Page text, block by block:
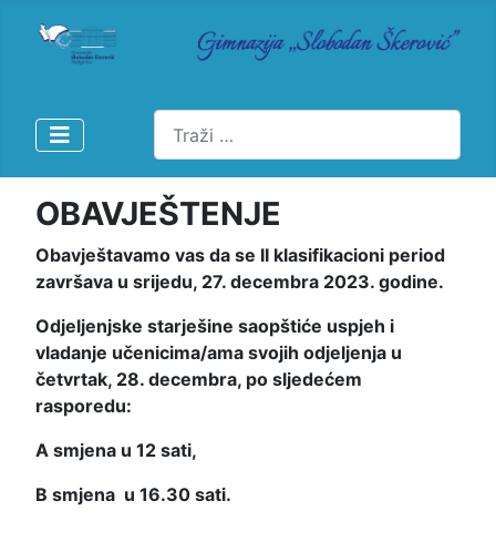
Pretraži
OBAVJEŠTENJE
Obavještavamo vas da se II klasifikacioni period
završava u srijedu, 27. decembra 2023. godine.
Odjeljenjske starješine saopštiće uspjeh i
vladanje učenicima/ama svojih odjeljenja u
četvrtak, 28. decembra, po sljedećem
rasporedu:
A smjena u 12 sati,
B smjena u 16.30 sati.